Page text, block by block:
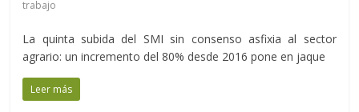
trabajo
La quinta subida del SMI sin consenso asfixia al sector
agrario: un incremento del 80% desde 2016 pone en jaque
Leer más